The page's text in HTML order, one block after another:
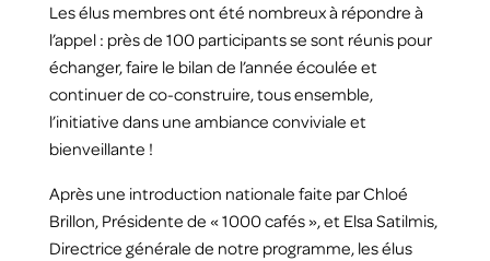
Les élus membres ont été nombreux à répondre à
l’appel : près de 100 participants se sont réunis pour
échanger, faire le bilan de l’année écoulée et
continuer de co-construire, tous ensemble,
l’initiative dans une ambiance conviviale et
bienveillante !
Après une introduction nationale faite par Chloé
Brillon, Présidente de « 1000 cafés », et Elsa Satilmis,
Directrice générale de notre programme, les élus